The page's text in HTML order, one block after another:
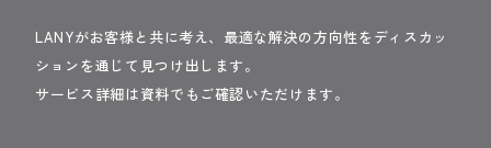
LANYがお客様と共に考え、最適な解決の方向性をディスカッ
ションを通じて見つけ出します。
サービス詳細は資料でもご確認いただけます。